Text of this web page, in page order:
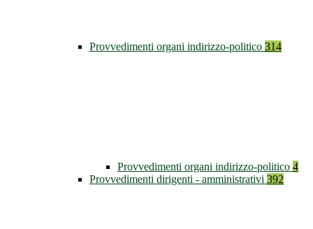
Provvedimenti organi indirizzo-politico 314
Provvedimenti organi indirizzo-politico 4
Provvedimenti dirigenti - amministrativi 392